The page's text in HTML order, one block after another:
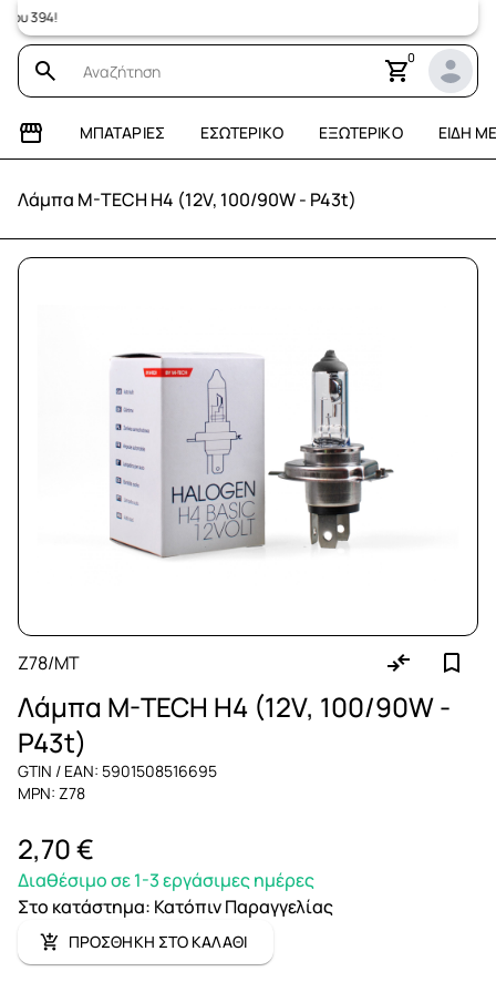
0
ΜΠΑΤΑΡΊΕΣ ΕΣΩΤΕΡΙΚΌ ΕΞΩΤΕΡΙΚΌ ΕΊΔΗ
Λάμπα M-TECH H4 (12V, 100/90W - P43t)
Z78/MT
Λάμπα M-TECH H4 (12V, 100/90W -
P43t)
GTIN / EAN: 5901508516695
MPN: Z78
2,70 €
Διαθέσιμο σε 1-3 εργάσιμες ημέρες
Στο κατάστημα: Κατόπιν Παραγγελίας
ΠΡΟΣΘΗΚΗ ΣΤΟ ΚΑΛΑΘΙ